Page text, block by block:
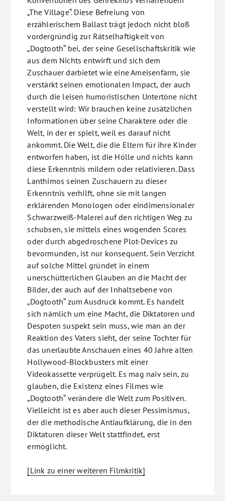
„The Village“. Diese Befreiung von
erzählerischem Ballast trägt jedoch nicht bloß
vordergründig zur Rätselhaftigkeit von
„Dogtooth“ bei, der seine Gesellschaftskritik wie
aus dem Nichts entwirft und sich dem
Zuschauer darbietet wie eine Ameisenfarm, sie
verstärkt seinen emotionalen Impact, der auch
durch die leisen humoristischen Untertöne nicht
verstellt wird: Wir brauchen keine zusätzlichen
Informationen über seine Charaktere oder die
Welt, in der er spielt, weil es darauf nicht
ankommt. Die Welt, die die Eltern für ihre Kinder
entworfen haben, ist die Hölle und nichts kann
diese Erkenntnis mildern oder relativieren. Dass
Lanthimos seinen Zuschauern zu dieser
Erkenntnis verhilft, ohne sie mit langen
erklärenden Monologen oder eindimensionaler
Schwarzweiß-Malerei auf den richtigen Weg zu
schubsen, sie mittels eines wogenden Scores
oder durch abgedroschene Plot-Devices zu
bevormunden, ist nur konsequent. Sein Verzicht
auf solche Mittel gründet in einem
unerschütterlichen Glauben an die Macht der
Bilder, der auch auf der Inhaltsebene von
„Dogtooth“ zum Ausdruck kommt. Es handelt
sich nämlich um eine Macht, die Diktatoren und
Despoten suspekt sein muss, wie man an der
Reaktion des Vaters sieht, der seine Tochter für
das unerlaubte Anschauen eines 40 Jahre alten
Hollywood-Blockbusters mit einer
Videokassette verprügelt. Es mag naiv sein, zu
glauben, die Existenz eines Filmes wie
„Dogtooth“ verändere die Welt zum Positiven.
Vielleicht ist es aber auch dieser Pessimismus,
der die methodische Antiaufklärung, die in den
Diktaturen dieser Welt stattfindet, erst
ermöglicht.
[Link zu einer weiteren Filmkritik]